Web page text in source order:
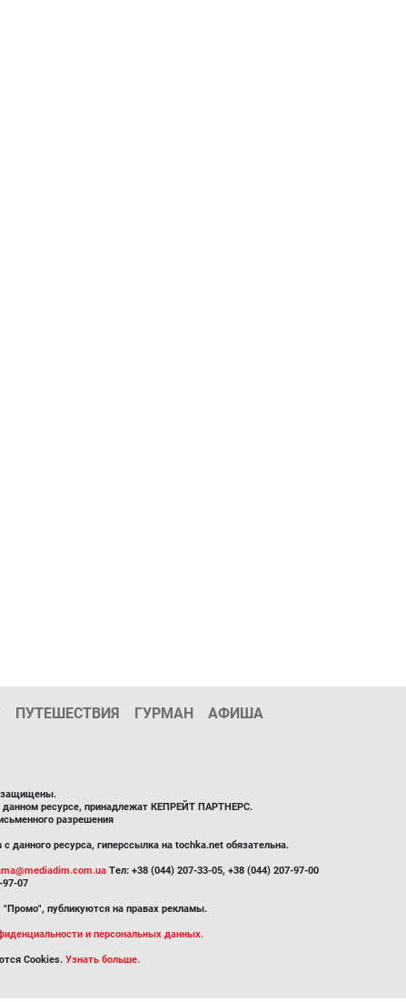
ПУТЕШЕСТВИЯ ГУРМАН АФИША
защищены.
данном ресурсе, принадлежат КЕПРЕЙТ ПАРТНЕРС.
разрешения
данного ресурса, гиперссылка на tochka.net обязательна.
Тел: +38 (044) 207-33-05, +38 (044) 207-97-00
97-07
публикуются на правах рекламы.
и персональных данных.
Cookies. Узнать больше.